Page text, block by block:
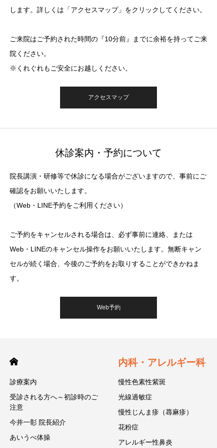
します。詳しくは「アクセスマップ」をクリックしてください。
ご来院はご予約された時間の『10分前』までに余裕を持ってご来
院ください。
※くれぐれもご安全にお越しください。
アクセスマップ
休診案内・予約について
院長講演・研修等で休診になる場合がございますので、事前にご
確認をお願いいたします。
（Web・LINE予約をご利用ください）
ご予約をキャンセルされる場合は、必ず事前に連絡、または
Web・LINEのキャンセル操作をお願いいたします。無断キャン
セルが続く場合、今後のご予約をお取りすることができかねま
す。
Web予約
診療案内
受診される方へ～初診時のご
注意
今井一彰 院長紹介
あいうべ体操
内科・アレルギー科
慢性色素性紫斑
光線過敏症
慢性じんま疹（蕁麻疹）
花粉症
アレルギー性鼻炎